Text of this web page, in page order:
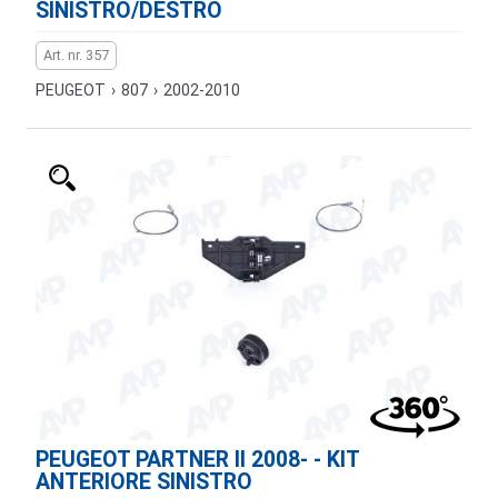
SINISTRO/DESTRO
Art. nr. 357
PEUGEOT › 807 › 2002-2010
PEUGEOT PARTNER II 2008- - KIT
ANTERIORE SINISTRO